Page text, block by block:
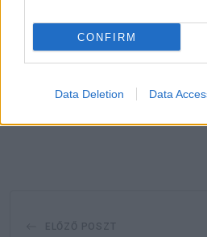
CONFIRM
Data Deletion Data
Oszd meg ezt a posztot:
via